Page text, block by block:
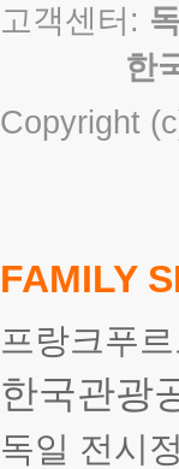
고객센터:
한
Copyright
FAMILY
프랑크푸
한국관광
독일 전시